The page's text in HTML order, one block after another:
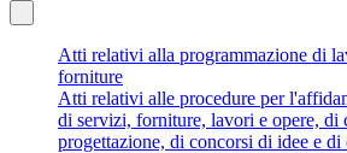
Atti relativi alla programmazione di
forniture
Atti relativi alle procedure per
di servizi, forniture, lavori e opere, di
progettazione, di concorsi di idee e di